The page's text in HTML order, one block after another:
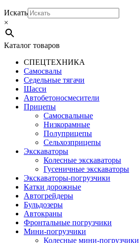
Искать
×
Каталог товаров
СПЕЦТЕХНИКА
Самосвалы
Седельные тягачи
Шасси
Автобетоно­смесители
Прицепы
Самосвальные
Низкорамные
Полуприцепы
Сельхозприцепы
Экскаваторы
Колесные экскаваторы
Гусеничные экскаваторы
Экскаваторы-погрузчики
Катки дорожные
Автогрейдеры
Бульдозеры
Автокраны
Фронтальные погрузчики
Мини-погрузчики
Колесные мини-погрузчики